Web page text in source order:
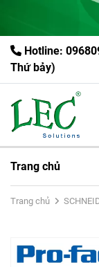
Hotline:
Thứ bảy)
Trang chủ
Trang chủ